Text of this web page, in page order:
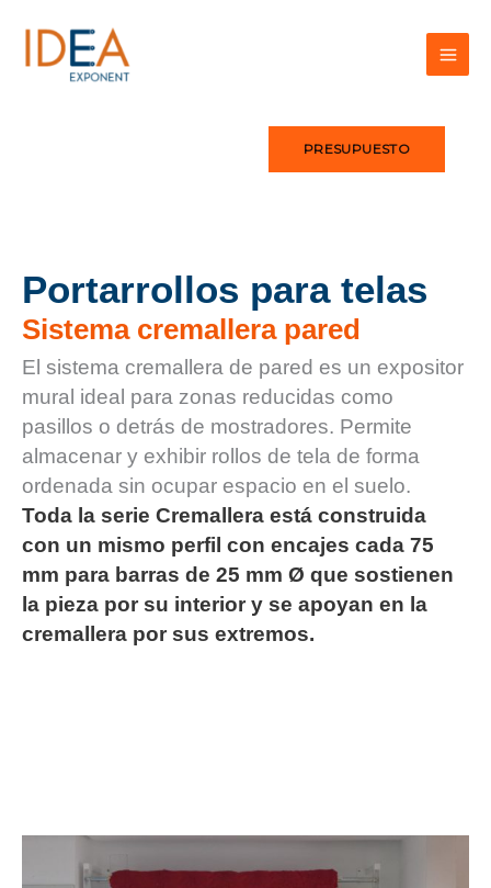
contenido
PRESUPUESTO
Portarrollos para telas
Sistema cremallera pared
El sistema cremallera de pared es un expositor
mural ideal para zonas reducidas como
pasillos o detrás de mostradores. Permite
almacenar y exhibir rollos de tela de forma
ordenada sin ocupar espacio en el suelo.
Toda la serie Cremallera está construida
con un mismo perfil con encajes cada 75
mm para barras de 25 mm Ø que sostienen
la pieza por su interior y se apoyan en la
cremallera por sus extremos.